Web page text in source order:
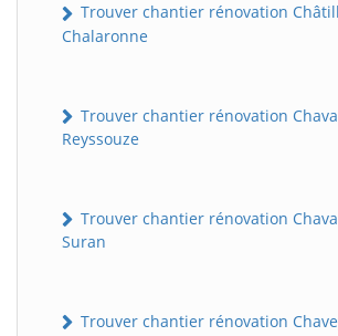
Trouver chantier rénovation
Chalaronne
Trouver chantier rénovation
Reyssouze
Trouver chantier rénovation
Suran
Trouver chantier rénovation